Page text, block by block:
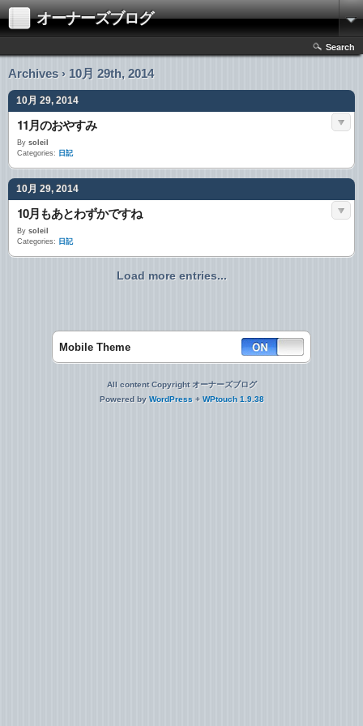
オーナーズブログ
Search
Archives › 10月 29th, 2014
10月 29, 2014
11月のおやすみ
By soleil
Categories: 日記
10月 29, 2014
10月もあとわずかですね
By soleil
Categories: 日記
Load more entries...
Mobile Theme
All content Copyright オーナーズブログ
Powered by WordPress + WPtouch 1.9.38